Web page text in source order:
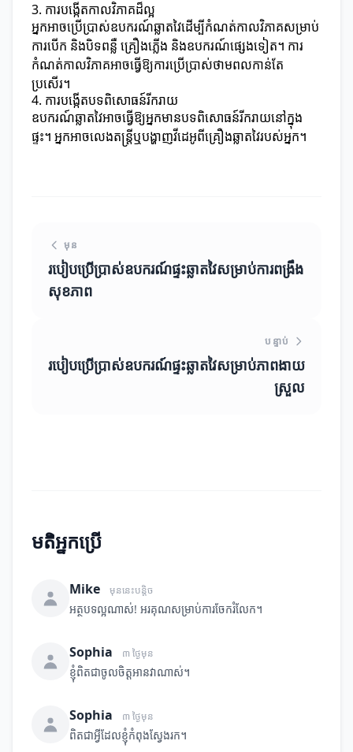
3. ការបង្កើតកាលវិភាគដ៏ល្អ
អ្នកអាចប្រើប្រាស់ឧបករណ៍ឆ្លាតវៃដើម្បីកំណត់កាលវិភាគសម្រាប់
ការបើក និងបិទពន្លឺ គ្រឿងភ្លើង និងឧបករណ៍ផ្សេងទៀត។ ការ
កំណត់កាលវិភាគអាចធ្វើឱ្យការប្រើប្រាស់ថាមពលកាន់តែ
ប្រសើរ។
4. ការបង្កើតបទពិសោធន៍រីករាយ
ឧបករណ៍ឆ្លាតវៃអាចធ្វើឱ្យអ្នកមានបទពិសោធន៍រីករាយនៅក្នុង
ផ្ទះ។ អ្នកអាចលេងតន្ត្រីឬបង្ហាញវីដេអូពីគ្រឿងឆ្លាតវៃរបស់អ្នក។
មុន
របៀបប្រើប្រាស់ឧបករណ៍ផ្ទះឆ្លាតវៃសម្រាប់ការពង្រឹង
សុខភាព
បន្ទាប់
របៀបប្រើប្រាស់ឧបករណ៍ផ្ទះឆ្លាតវៃសម្រាប់ភាពងាយ
ស្រួល
មតិអ្នកប្រើ
Mike មុននេះបន្តិច
អត្ថបទល្អណាស់! អរគុណសម្រាប់ការចែករំលែក។
Sophia ៣ ថ្ងៃមុន
ខ្ញុំពិតជាចូលចិត្តអានវាណាស់។
Sophia ៣ ថ្ងៃមុន
ពិតជាអ្វីដែលខ្ញុំកំពុងស្វែងរក។